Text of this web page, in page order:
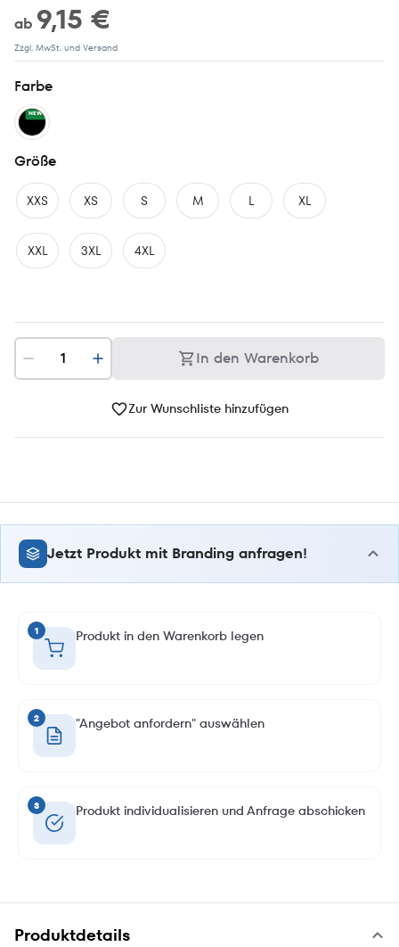
ab 9,15 €
Zzgl. MwSt. und Versand
Farbe
NEW
Größe
XXS XS S M L XL
XXL 3XL 4XL
In den Warenkorb
Zur Wunschliste hinzufügen
Jetzt Produkt mit Branding anfragen!
1 Produkt in den Warenkorb legen
2 "Angebot anfordern" auswählen
3 Produkt individualisieren und Anfrage abschicken
Produktdetails